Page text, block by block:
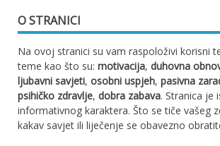
O STRANICI
Na ovoj stranici su vam raspoloživi korisni
teme kao što su: motivacija, duhovna
ljubavni savjeti, osobni uspjeh, pasivna
psihičko zdravlje, dobra zabava. Stranica je
informativnog karaktera. Što se tiče vašeg
kakav savjet ili liječenje se obavezno